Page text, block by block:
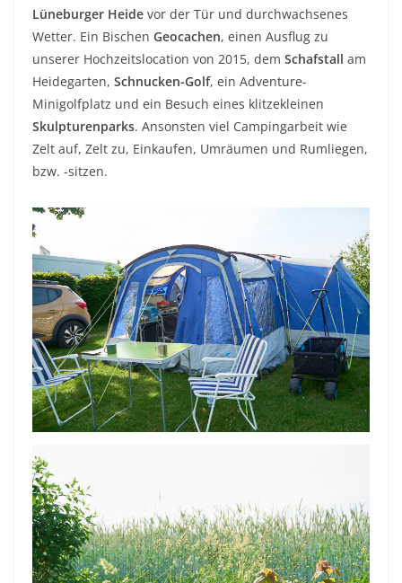
Lüneburger Heide vor der Tür und durchwachsenes
Wetter. Ein Bischen Geocachen, einen Ausflug zu
unserer Hochzeitslocation von 2015, dem Schafstall am
Heidegarten, Schnucken-Golf, ein Adventure-
Minigolfplatz und ein Besuch eines klitzekleinen
Skulpturenparks. Ansonsten viel Campingarbeit wie
Zelt auf, Zelt zu, Einkaufen, Umräumen und Rumliegen,
bzw. -sitzen.